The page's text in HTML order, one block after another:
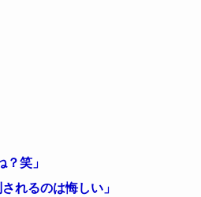
笑」
れるのは悔しい」